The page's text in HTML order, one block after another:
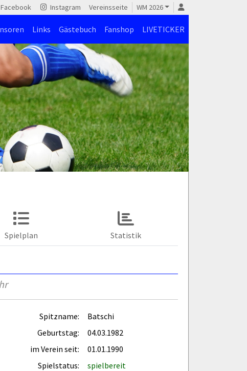
Facebook Instagram Vereinsseite WM 2026
Links Gästebuch Fanshop LIVETICKER
Spielplan Statistik
Spitzname:
Batschi
Geburtstag:
04.03.1982
im Verein seit:
01.01.1990
Spielstatus:
spielbereit